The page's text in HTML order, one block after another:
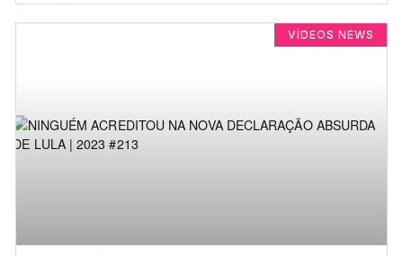
VÍDEOS NEWS